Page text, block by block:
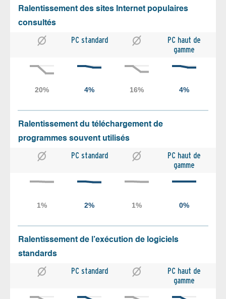
Ralentissement des sites Internet populaires
consultés
PC standard
PC haut de
gamme
Ralentissement du téléchargement de
programmes souvent utilisés
PC standard
PC haut de
gamme
Ralentissement de l’exécution de logiciels
standards
PC standard
PC haut de
gamme